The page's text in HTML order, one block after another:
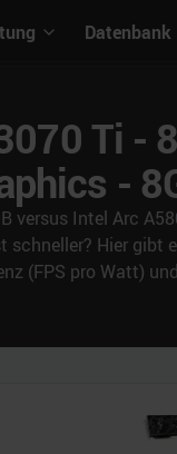
Datenbank
Ti -
-
versus Intel Arc
Hier gibt
(FPS pro Watt)